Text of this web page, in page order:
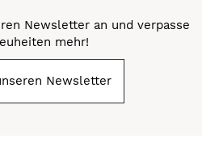
Newsletter an und verpasse
mehr!
Newsletter